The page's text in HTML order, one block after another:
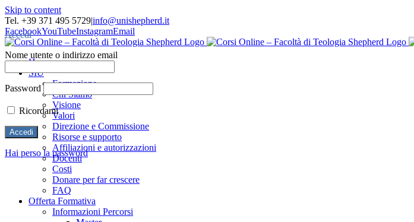
Skip to content
Tel. +39 371 495 5729|info@unishepherd.it
FacebookYouTubeInstagramEmail
Home
SIU
Formazione
Chi Siamo
Visione
Valori
Direzione e Commissione
Risorse e supporto
Affiliazioni e autorizzazioni
Docenti
Costi
Donare per far crescere
FAQ
Offerta Formativa
Informazioni Percorsi
Accedi
Nome utente o indirizzo email
Password
Ricordami
Hai perso la password